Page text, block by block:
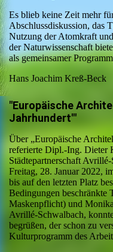
Es blieb keine Zeit mehr
Abschlussdiskussion, das
Nutzung der Atomkraft
der Naturwissenschaft
als gemeinsamer
Hans Joachim Kreß-Beck
"Europäische
Jahrhundert'"
Über „Europäische
referierte Dipl.-Ing. Dieter
Städtepartnerschaft
Freitag, 28. Januar 2022,
bis auf den letzten Platz
Bedingungen beschränkte
Maskenpflicht) und
Avrillé-Schwalbach,
begrüßen, der schon zu
Kulturprogramm des